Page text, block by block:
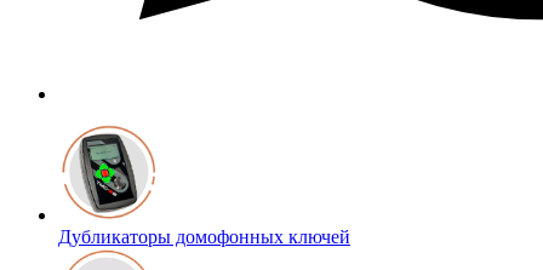
Дубликаторы домофонных ключей